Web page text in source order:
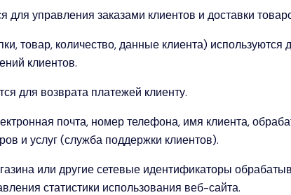
управления заказами клиентов и доставки
товар, количество, данные клиента)
клиентов.
для возврата платежей клиенту.
почта, номер телефона, имя клиента,
и услуг (служба поддержки клиентов).
или другие сетевые идентификаторы
статистики использования веб-сайта.